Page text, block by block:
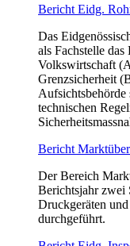
Bericht Eidg.
Das
als Fachstelle
Volkswirtschaft
Grenzsicherheit
Aufsichtsbehörde
technischen
Bericht
Der Bereich
Berichtsjahr zwei
Druckgeräten
durchgeführt.